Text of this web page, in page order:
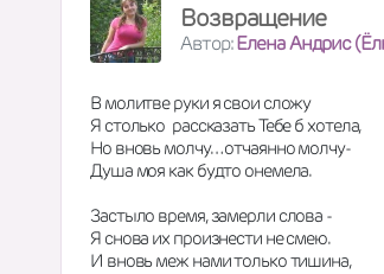
Возвращение
Автор:Елена Андрис
В молитве руки я свои сложу
Я столько  рассказать Тебе б хотела,
Но вновь молчу… отчаянно молчу-
Душа моя как будто онемела.
Застыло время, замерли слова -
Я снова их произнести не смею.
И вновь меж нами только тишина,